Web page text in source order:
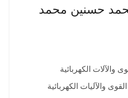
حسنين محمد
والآلات الكهربائية
والآليات الكهربائية